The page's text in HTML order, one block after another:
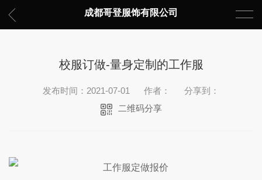
成都哥登服饰有限公司
校服订做-量身定制的工作服
发布时间：2021-07-01 作者：
分享到：
二维码分享